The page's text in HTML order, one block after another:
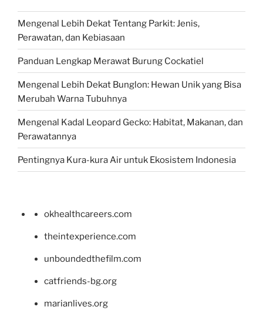
Mengenal Lebih Dekat Tentang Parkit: Jenis,
Perawatan, dan Kebiasaan
Panduan Lengkap Merawat Burung Cockatiel
Mengenal Lebih Dekat Bunglon: Hewan Unik yang Bisa
Merubah Warna Tubuhnya
Mengenal Kadal Leopard Gecko: Habitat, Makanan, dan
Perawatannya
Pentingnya Kura-kura Air untuk Ekosistem Indonesia
okhealthcareers.com
theintexperience.com
unboundedthefilm.com
catfriends-bg.org
marianlives.org